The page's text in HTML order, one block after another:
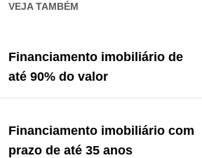
VEJA TAMBÉM
Financiamento imobiliário de
até 90% do valor
Financiamento imobiliário com
prazo de até 35 anos